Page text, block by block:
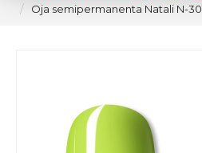
Oja semipermanenta Natali N-